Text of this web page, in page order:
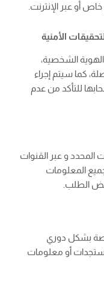
أو عبر الإنترنت.
الأمنية
الشخصية،
كما سيتم إجراء
للتأكد من عدم
و عبر القنوات
المعلومات
الطلب.
بشكل دوري
أو معلومات